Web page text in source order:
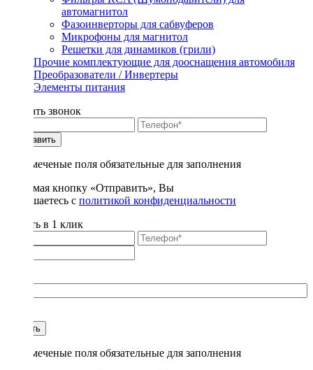
автомагнитол
Фазоинверторы для сабвуферов
Микрофоны для магнитол
Решетки для динамиков (грили)
Прочие комплектующие для дооснащения автомобиля
Преобразователи / Инвертеры
Элементы питания
Заказать звонок
Отправить
* - отмеченые поля обязательные для заполнения
Нажимая кнопку «Отправить», Вы
соглашаетесь с политикой конфиденциальности
Купить в 1 клик
Купить
* - отмеченые поля обязательные для заполнения